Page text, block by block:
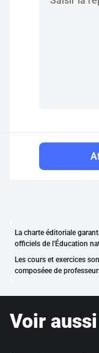
La charte éditoriale
officiels de l'Éducation
Les cours et exercices
composéee de
Voir aussi